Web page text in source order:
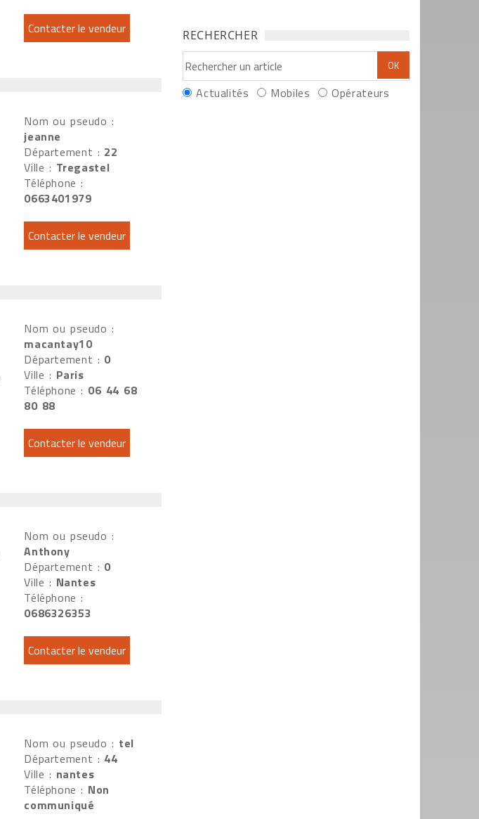
Nom ou pseudo :
jeanne
Département : 22
Ville : Tregastel
Téléphone :
0663401979
Nom ou pseudo :
macantay10
Département : 0
Ville : Paris
Téléphone : 06 44 68
80 88
Nom ou pseudo :
Anthony
Département : 0
Ville : Nantes
Téléphone :
0686326353
Nom ou pseudo : tel
Département : 44
Ville : nantes
Téléphone : Non
communiqué
RECHERCHER
Actualités Mobiles Opérateurs